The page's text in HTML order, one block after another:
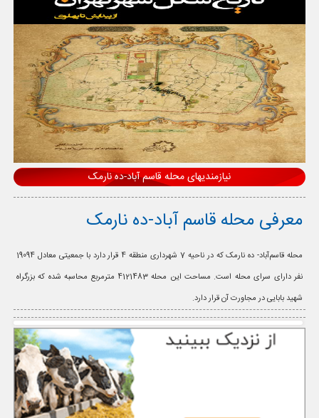
نیازمندیهای محله قاسم آباد-ده نارمک
معرفی محله قاسم آباد-ده نارمک
محله قاسم‌آباد- ده نارمک که در ناحیه 7 شهرداری منطقه 4 قرار دارد با جمعیتی معادل 19094
نفر دارای سرای محله است. مساحت این محله 4121483 مترمربع محاسبه شده که بزرگراه
شهید بابایی در مجاورت آن قرار دارد.